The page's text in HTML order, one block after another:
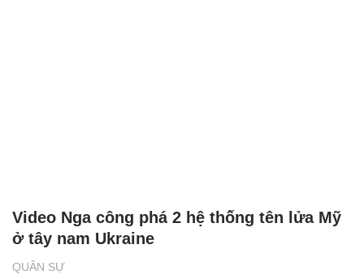
QUÂN SỰ
Video Nga công phá 2 hệ thống tên lửa Mỹ
ở tây nam Ukraine